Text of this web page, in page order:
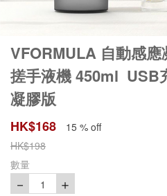
VFORMULA 自動感
搓手液機 450ml USB
凝膠版
HK$168 15 % off
HK$198
數量
－ 1 ＋